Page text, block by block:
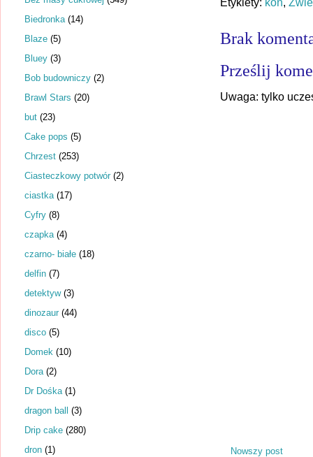
Brak
Prześlij
Uwaga: tylko
Nowszy post
Biedronka (14)
Blaze (5)
Bluey (3)
Bob budowniczy (2)
Brawl Stars (20)
but (23)
Cake pops (5)
Chrzest (253)
Ciasteczkowy potwór (2)
ciastka (17)
Cyfry (8)
czapka (4)
czarno- białe (18)
delfin (7)
detektyw (3)
dinozaur (44)
disco (5)
Domek (10)
Dora (2)
Dr Dośka (1)
dragon ball (3)
Drip cake (280)
dron (1)